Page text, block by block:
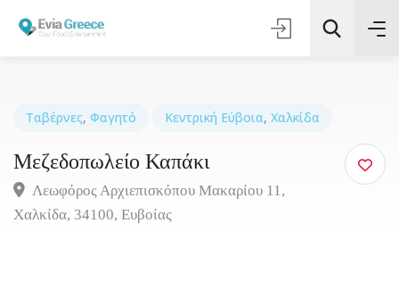
Τοποθεσία
Όλες οι Κατηγορίες
Ταβέρνες, Φαγητό Κεντρική Εύβοια, Χαλκίδα
Μεζεδοπωλείο Καπάκι
Λεωφόρος Αρχιεπισκόπου Μακαρίου 11,
Χαλκίδα, 34100, Ευβοίας